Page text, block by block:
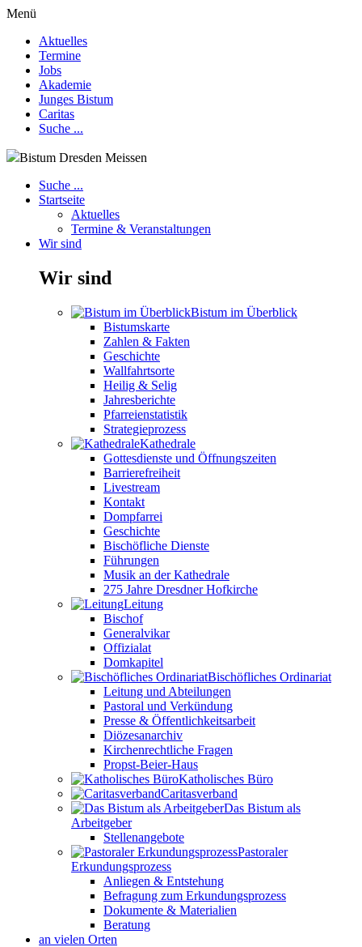
Menü
Aktuelles
Termine
Jobs
Akademie
Junges Bistum
Caritas
Suche ...
Bistum Dresden Meissen
Suche ...
Startseite
Aktuelles
Termine & Veranstaltungen
Wir sind
Wir sind
Bistum im Überblick
Bistumskarte
Zahlen & Fakten
Geschichte
Wallfahrtsorte
Heilig & Selig
Jahresberichte
Pfarreienstatistik
Strategieprozess
Kathedrale
Gottesdienste und Öffnungszeiten
Barrierefreiheit
Livestream
Kontakt
Dompfarrei
Geschichte
Bischöfliche Dienste
Führungen
Musik an der Kathedrale
275 Jahre Dresdner Hofkirche
Leitung
Bischof
Generalvikar
Offizialat
Domkapitel
Bischöfliches Ordinariat
Leitung und Abteilungen
Pastoral und Verkündung
Presse & Öffentlichkeitsarbeit
Diözesanarchiv
Kirchenrechtliche Fragen
Propst-Beier-Haus
Katholisches Büro
Caritasverband
Das Bistum als
Arbeitgeber
Stellenangebote
Pastoraler
Erkundungsprozess
Anliegen & Entstehung
Befragung zum Erkundungsprozess
Dokumente & Materialien
Beratung
an vielen Orten